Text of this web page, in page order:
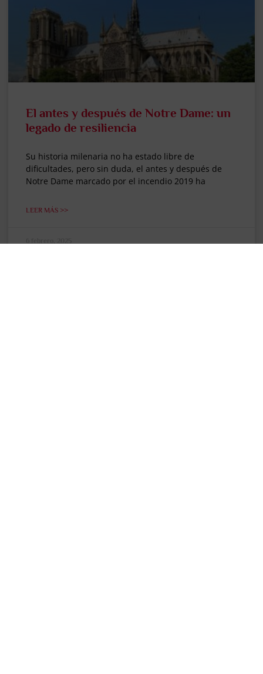
El antes y después de Notre Dame: un
legado de resiliencia
Su historia milenaria no ha estado libre de
dificultades, pero sin duda, el antes y después de
Notre Dame marcado por el incendio 2019 ha
LEER MÁS >>